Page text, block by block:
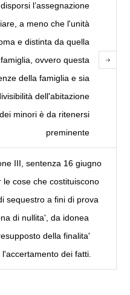
l’assegnazione
a meno che l'unità
e distinta da quella
ovvero questa
della famiglia e sia
dell'abitazione
minori è da ritenersi
preminente
III, sentenza 16 giugno
le cose che costituiscono
sequestro a fini di prova
di nullita', da idonea
della finalita'
dei fatti.